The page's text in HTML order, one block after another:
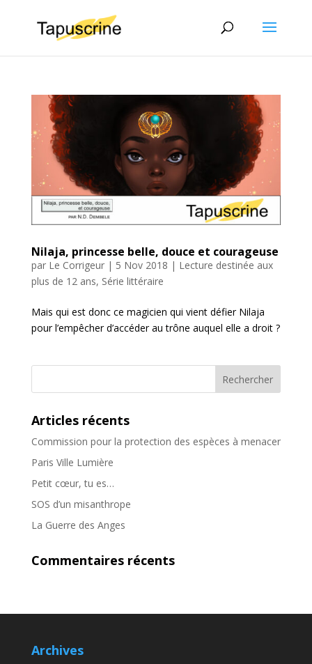
Nilaja, princesse belle, douce et courageuse
par Le Corrigeur| 5 Nov 2018 | Lecture destinée aux
plus de 12 ans, Série littéraire
Mais qui est donc ce magicien qui vient défier Nilaja
pour l’empêcher d’accéder au trône auquel elle a droit ?
Articles récents
Commission pour la protection des espèces à menacer
Paris Ville Lumière
Petit cœur, tu es…
SOS d’un misanthrope
La Guerre des Anges
Commentaires récents
Archives